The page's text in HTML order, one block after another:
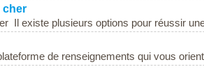
cher
Il existe plusieurs options pour réussir
de renseignements qui vous